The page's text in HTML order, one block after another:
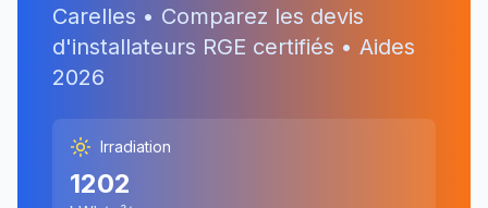
Carelles • Comparez les devis
d'installateurs RGE certifiés • Aides
2026
Irradiation
1202